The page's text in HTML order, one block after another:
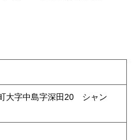
大字中島字深田20 シャン